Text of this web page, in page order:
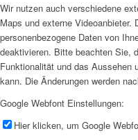
Wir nutzen auch verschiedene
Maps und externe Videoanbieter.
personenbezogene Daten von
deaktivieren. Bitte beachten Sie,
Funktionalität und das Aussehen
kann. Die Änderungen werden
Google Webfont Einstellungen:
Hier klicken, um Google